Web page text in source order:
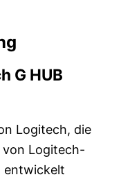
G HUB
Logitech, die
von Logitech-
entwickelt